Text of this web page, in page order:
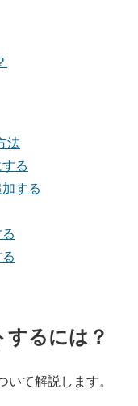
法
る
する
るには？
いて解説します。